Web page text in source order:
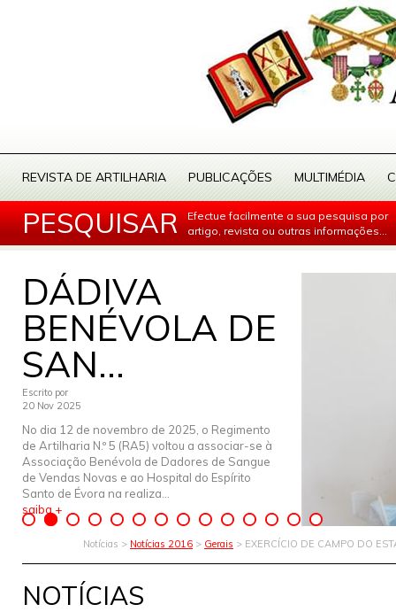
REVISTA DE ARTILHARIA PUBLICAÇÕES MULTIMÉDIA
PESQUISAR
Efectue facilmente a sua pesquisa por
artigo, revista ou outras informações...
DÁDIVA
BENÉVOLA DE
SAN...
Escrito por
20 Nov 2025
No dia 12 de novembro de 2025, o Regimento
de Artilharia N.º 5 (RA5) voltou a associar-se à
Associação Benévola de Dadores de Sangue
de Vendas Novas e ao Hospital do Espírito
Santo de Évora na realiza...
saiba +
Notícias > Notícias 2016 > Gerais > EXERCÍCIO DE CAMPO DO
NOTÍCIAS